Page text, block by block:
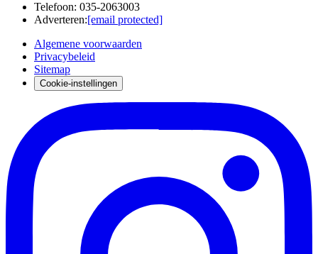
Telefoon: 035-2063003
Adverteren:[email protected]
Algemene voorwaarden
Privacybeleid
Sitemap
Cookie-instellingen